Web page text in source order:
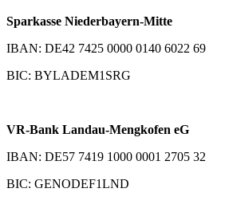
Sparkasse Niederbayern-Mitte
IBAN: DE42 7425 0000 0140 6022 69
BIC: BYLADEM1SRG
VR-Bank Landau-Mengkofen eG
IBAN: DE57 7419 1000 0001 2705 32
BIC: GENODEF1LND